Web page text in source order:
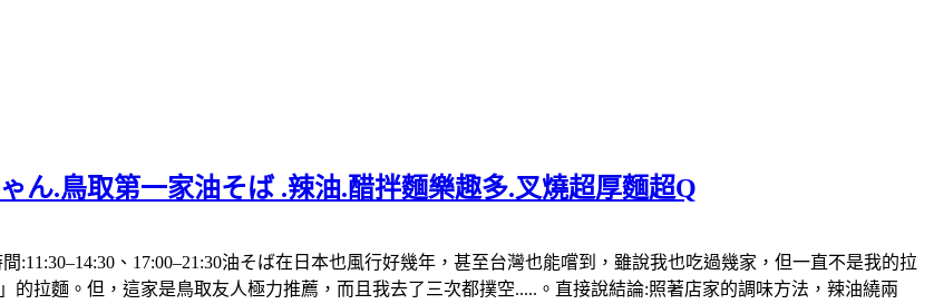
ん.鳥取第一家油そば .辣油.醋拌麵樂趣多.叉燒超厚麵超Q
:11:30–14:30、17:00–21:30油そば在日本也風行好幾年，甚至台灣也能嚐到，雖說我也吃過幾家，但一直不是我的拉
拉麵。但，這家是鳥取友人極力推薦，而且我去了三次都撲空.....。直接說結論:照著店家的調味方法，辣油繞兩